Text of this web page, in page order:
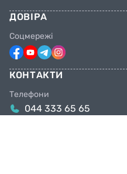
ДОВІРА
Соцмережі
КОНТАКТИ
Телефони
044 333 65 65